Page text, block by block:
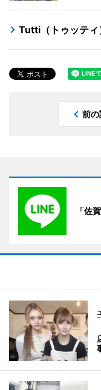
Tutti（トゥッテ
前
「佐